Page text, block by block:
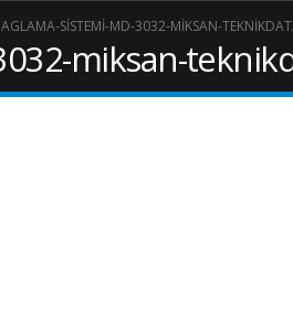
SISTEMI-MD-3032-MIKSAN-
miksan-